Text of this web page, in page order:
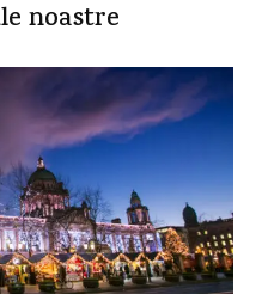
noastre